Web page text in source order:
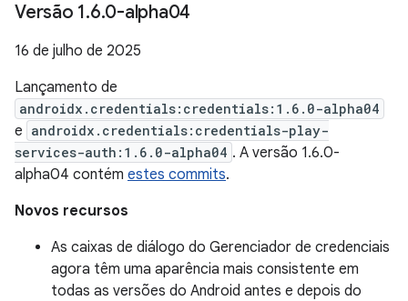
Versão 1.6.0-alpha04
16 de julho de 2025
Lançamento de
androidx.credentials:credentials:1.6.0-alpha04
e androidx.credentials:credentials-play-
services-auth:1.6.0-alpha04 . A versão 1.6.0-
alpha04 contém estes commits.
Novos recursos
As caixas de diálogo do Gerenciador de credenciais
agora têm uma aparência mais consistente em
todas as versões do Android antes e depois do